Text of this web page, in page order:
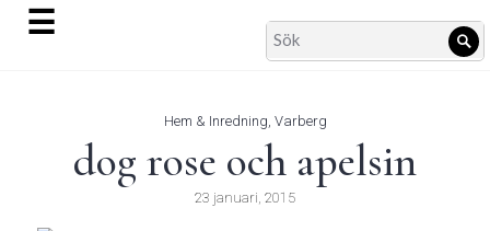
☰
Search
for:
Hem & Inredning, Varberg
dog rose och apelsin
23 januari, 2015